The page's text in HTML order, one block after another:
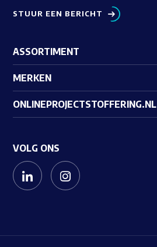
STUUR EEN BERICHT
ASSORTIMENT
MERKEN
ONLINEPROJECTSTOFFERING.NL
VOLG ONS